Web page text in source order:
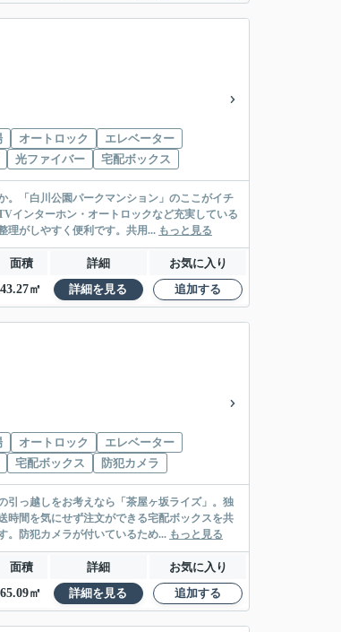
オートロック
エレベーター
光ファイバー 宅配ボックス
。「白川公園パークマンション」のここがイチ
インターホン・オートロックなど充実している
理がしやすく便利です。共用... もっと見る
面積 詳細
お気に入り
43.27㎡ 詳細を見る 追加する
オートロック
エレベーター
宅配ボックス 防犯カメラ
引っ越しをお考えなら「茶屋ヶ坂ライズ」。独
時間を気にせず注文ができる宅配ボックスを共
。防犯カメラが付いているため... もっと見る
面積 詳細
お気に入り
65.09㎡ 詳細を見る 追加する